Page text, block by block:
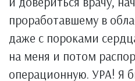
проработавшему в
даже с пороками
на меня и потом
операционную. УРА! Я